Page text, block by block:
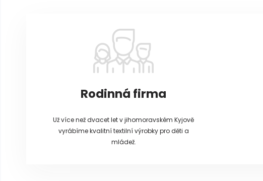
Rodinná firma
Už více než dvacet let v jihomoravském Kyjově
vyrábíme kvalitní textilní výrobky pro děti a
mládež.